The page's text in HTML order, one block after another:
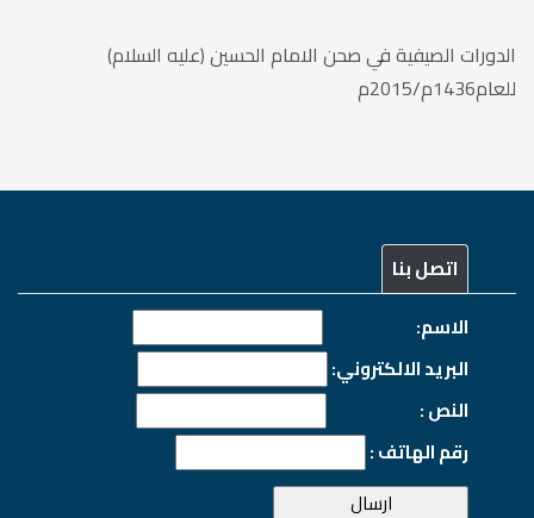
الدورات الصيفية في صحن الامام الحسين (عليه السلام)
للعام1436م/2015م
اتصل بنا
الاسم:
البريد الالكتروني:
النص :
رقم الهاتف :